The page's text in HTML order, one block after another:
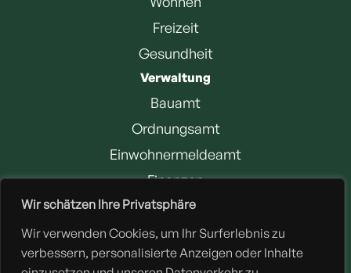
Wir schätzen Ihre Privatsphäre
Wir verwenden Cookies, um Ihr Surferlebnis zu
verbessern, personalisierte Anzeigen oder Inhalte
Freizeit
Gesundheit
Verwaltung
Bauamt
Ordnungsamt
Einwohnermeldeamt
Finanzen
Jobangebote
Downloads